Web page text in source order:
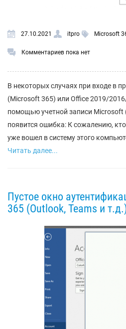
27.10.2021 itpro Microsoft
Комментариев пока нет
В некоторых случаях при входе в
(Microsoft 365) или Office 2019/
помощью учетной записи Microsoft
появится ошибка: К сожалению,
уже вошел в систему этого
Читать далее...
Пустое окно
365 (Outlook, Teams и